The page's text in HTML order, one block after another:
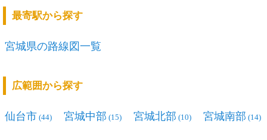
最寄駅から探す
宮城県の路線図一覧
広範囲から探す
仙台市 (44) 宮城中部 (15) 宮城北部 (10) 宮城南部 (14)